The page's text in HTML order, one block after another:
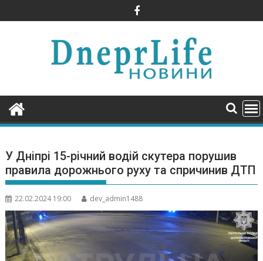
to
У Дніпрі 15-річний водій скутера порушив
правила дорожнього руху та спричинив ДТП
22.02.2024 19:00 dev_admin1488